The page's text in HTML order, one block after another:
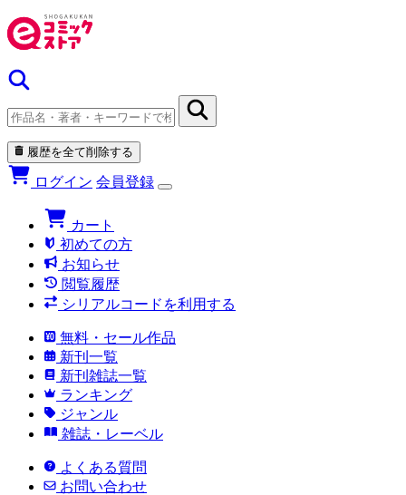
履歴を全て削除する
ログイン 会員登録
カート
初めての方
お知らせ
閲覧履歴
シリアルコードを利用する
無料・セール作品
新刊一覧
新刊雑誌一覧
ランキング
ジャンル
雑誌・レーベル
よくある質問
お問い合わせ